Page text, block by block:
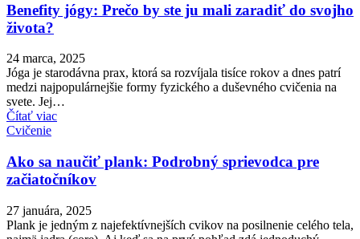
Benefity jógy: Prečo by ste ju mali zaradiť do svojho
života?
24 marca, 2025
Jóga je starodávna prax, ktorá sa rozvíjala tisíce rokov a dnes patrí
medzi najpopulárnejšie formy fyzického a duševného cvičenia na
svete. Jej…
Čítať viac
Cvičenie
Ako sa naučiť plank: Podrobný sprievodca pre
začiatočníkov
27 januára, 2025
Plank je jedným z najefektívnejších cvikov na posilnenie celého tela,